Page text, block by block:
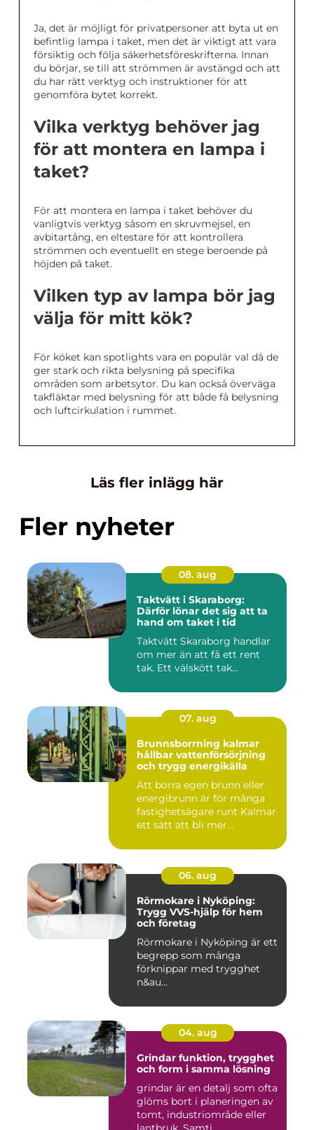
Ja, det är möjligt för privatpersoner att byta ut en
befintlig lampa i taket, men det är viktigt att vara
försiktig och följa säkerhetsföreskrifterna. Innan
du börjar, se till att strömmen är avstängd och att
du har rätt verktyg och instruktioner för att
genomföra bytet korrekt.
Vilka verktyg behöver jag
för att montera en lampa i
taket?
För att montera en lampa i taket behöver du
vanligtvis verktyg såsom en skruvmejsel, en
avbitartång, en eltestare för att kontrollera
strömmen och eventuellt en stege beroende på
höjden på taket.
Vilken typ av lampa bör jag
välja för mitt kök?
För köket kan spotlights vara en populär val då de
ger stark och rikta belysning på specifika
områden som arbetsytor. Du kan också överväga
takfläktar med belysning för att både få belysning
och luftcirkulation i rummet.
Läs fler inlägg här
Fler nyheter
08. aug
Taktvätt i Skaraborg:
Därför lönar det sig att ta
hand om taket i tid
Taktvätt Skaraborg handlar
om mer än att få ett rent
tak. Ett välskött tak...
07. aug
Brunnsborrning kalmar
hållbar vattenförsörjning
och trygg energikälla
Att borra egen brunn eller
energibrunn är för många
fastighetsägare runt Kalmar
ett sätt att bli mer...
06. aug
Rörmokare i Nyköping:
Trygg VVS-hjälp för hem
och företag
Rörmokare i Nyköping är ett
begrepp som många
förknippar med trygghet
n&au...
04. aug
Grindar funktion, trygghet
och form i samma lösning
grindar är en detalj som ofta
glöms bort i planeringen av
tomt, industriområde eller